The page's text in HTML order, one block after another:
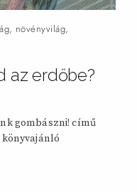
, növényvilág,
az erdőbe?
gombászni! című